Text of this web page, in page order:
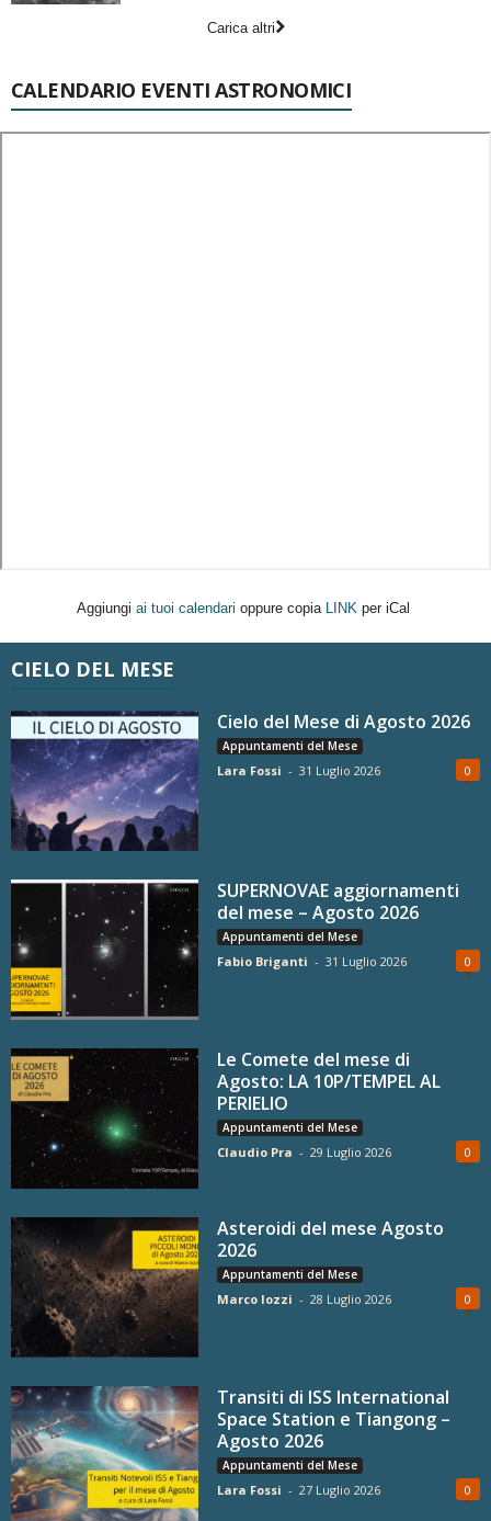
Carica altri
CALENDARIO EVENTI ASTRONOMICI
Aggiungi ai tuoi calendari oppure copia LINK per iCal
CIELO DEL MESE
Cielo del Mese di Agosto 2026
Appuntamenti del Mese
Lara Fossi - 31 Luglio 2026 0
SUPERNOVAE aggiornamenti
del mese – Agosto 2026
Appuntamenti del Mese
Fabio Briganti - 31 Luglio 2026 0
Le Comete del mese di
Agosto: LA 10P/TEMPEL AL
PERIELIO
Appuntamenti del Mese
Claudio Pra - 29 Luglio 2026 0
Asteroidi del mese Agosto
2026
Appuntamenti del Mese
Marco Iozzi - 28 Luglio 2026 0
Transiti di ISS International
Space Station e Tiangong –
Agosto 2026
Appuntamenti del Mese
Lara Fossi - 27 Luglio 2026 0